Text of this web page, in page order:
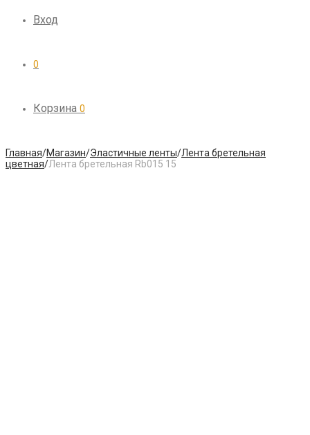
Вход
0
Корзина 0
Главная/Магазин/Эластичные ленты/Лента бретельная
цветная/Лента бретельная Rb015 15